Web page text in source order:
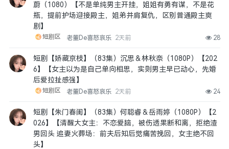
蔚（1080）【不是单纯男主开挂，姐姐有勇有谋，不是花
瓶，提前护场迎接殿主，姐弟并肩复仇，区别普通殿主爽
剧】
短剧区 老董De喜怒哀乐 2天前 28
短剧【娇藏京枝】（83集）沉思＆林秋奈（1080P）【202
6】【女主以为是自己单向相思，实则男主早已动心，先婚
后爱拉扯感强】
短剧区 老董De喜怒哀乐 2天前 24
短剧【朱门春闺】（83集）何聪睿＆岳雨婷（1080P）【2
026】【清醒大女主：不恋爱脑，被伤透果断和离，拒绝渣
男回头 追妻火葬场：前夫后知后觉痛苦挽回，女主绝不回
头】